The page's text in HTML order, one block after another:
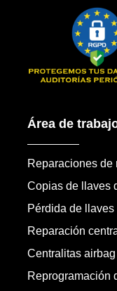
Área de
Reparaciones de
Copias de llaves
Pérdida de llaves
Reparación
Centralitas airbag
Reprogramación